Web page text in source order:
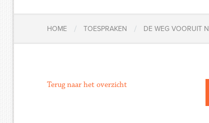
HOME / TOESPRAKEN / DE WEG VOORUIT
Terug naar het overzicht